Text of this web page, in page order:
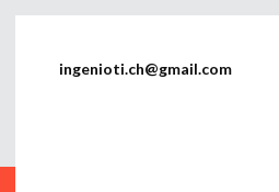
ingenioti.ch@gmail.com